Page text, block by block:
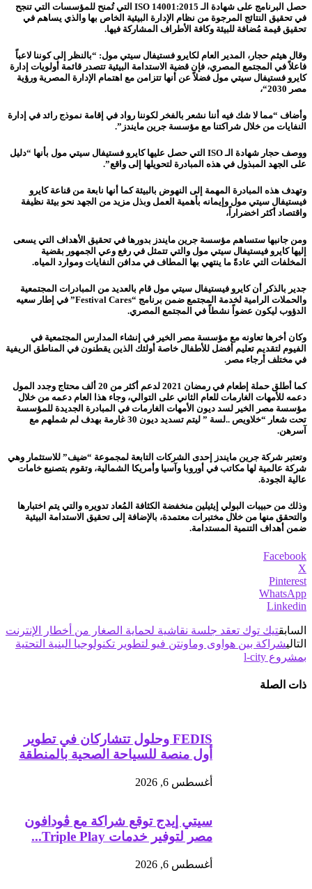
حصل البرنامج على شهادة الـ ISO 14001:2015 التي تُمنح للمؤسسات التي تنجح
في تحقيق النتائج المرجوة من نظام الإدارة البيئية الخاص بها والذي يساهم في
تحقيق قيمة مُضافة للبيئة وكافة الأطراف المشاركة فيها.
وقال هيثم حجار، المدير العام لكايرو فستيفال سيتي مول: “بالنظر إلى كوننا لاعباً
فاعلاً في المجتمع المصري، فإن قضية الاستدامة البيئية تتصدر قائمة أولويات إدارة
كايرو فستيفال سيتي مول فضلاً عن أنها تتزامن مع اهتمام الإدارة المصرية ورؤية
مصر 2030“،
وأضاف “مما لا شك فيه أننا نشعر بالفخر لكوننا رواد في إقامة نموذج رائد في إدارة
النفايات من خلال شراكتنا مع مؤسسة جرين مايندز”.
ووصف حجار شهادة الـISO التي حصل عليها كايرو فستيفال سيتي مول بأنها “دليل
على الجهد المبذول في هذه المبادرة لتحويلها إلى واقع”.
وتهدف هذه المبادرة المهمة إلى النهوض بالبيئة كما أنها نابعة من قناعة كايرو
فيستيفال سيتي مول وإيمانه بأهمية العمل وبذل مزيد من الجهد نحو بيئة نظيفة
واقتصاد أكثر اخضراراً،
ومن جانبها ستساهم مؤسسة جرين مايندز بدورها في تحقيق الأهداف التي يسعى
إليها كايرو فيستيفال سيتي مول والتي تتمثل في رفع وعي الجمهور بقضية
المخلفات التي عادةً ما ينتهي بها المطاف في مدافن النفايات وموارد المياه.
جدير بالذكر أن كايرو فيستيفال سيتي مول قام بالعديد من المبادرات المجتمعية
والحملات الرامية لخدمة المجتمع ضمن برنامج “Festival Cares
” في إطار سعيه
الدؤوب ليكون عضواً نشطاً في المجتمع المصري.
وكان أخرها تعاونه مع مؤسسة مصر الخير في إنشاء المدارس المجتمعية في
الفيوم لتقديم تعليم أفضل للأطفال خاصة أولئك الذين يقطنون في المناطق الريفية
في مختلف أرجاء مصر.
كما أطلق حملة إطعام في رمضان 2021 ل
دعم أكثر من 20 ألف محتاج وجدد المول
دعمه للأمهات الغارمات للعام الثاني على التوالي، وجاء هذا العام دعمه من خلال
مؤسسة مصر الخير لسد ديون الأمهات الغارمات في المبادرة الجديدة للمؤسسة
تحت شعار “خلاويص ..لسة ” ليتم تسديد ديون 30 غارمة بهدف لم شملهم مع
آسرهن.
وتعتبر شركة جرين مايندز إحدى الشركات التابعة لمجموعة “ضيف” للاستثمار وهي
شركة عالمية لها مكاتب في أوروبا وآسيا وأمريكا الشمالية، وتقوم بتصنيع خامات
عالية الجودة.
وذلك من حبيبات البولي إيثيلين منخفضة الكثافة المُعاد تدويره والتي يتم اختبارها
والتحقق منها من خلال مختبرات معتمدة، بالإضافة إلى تحقيق الاستدامة البيئية
ضمن أهداف التنمية المستدامة.
Facebook
X
Pinterest
WhatsApp
Linkedin
السابقتيك توك تعقد جلسة نقاشية لحماية الصغار من أخطار الإنترنت
التاليشراكة بين هواوى وماونتن فيو لتطوير تكنولوجيا البنية التحتية
بمشروع l-city
ذات الصلة
FEDIS وحلول تتشاركان في تطوير
أول منصة للسياحة الصحية بالمنطقة
أغسطس 6, 2026
سيتي إيدج توقع شراكة مع ڤودافون
مصر لتوفير خدمات Triple Play...
أغسطس 6, 2026